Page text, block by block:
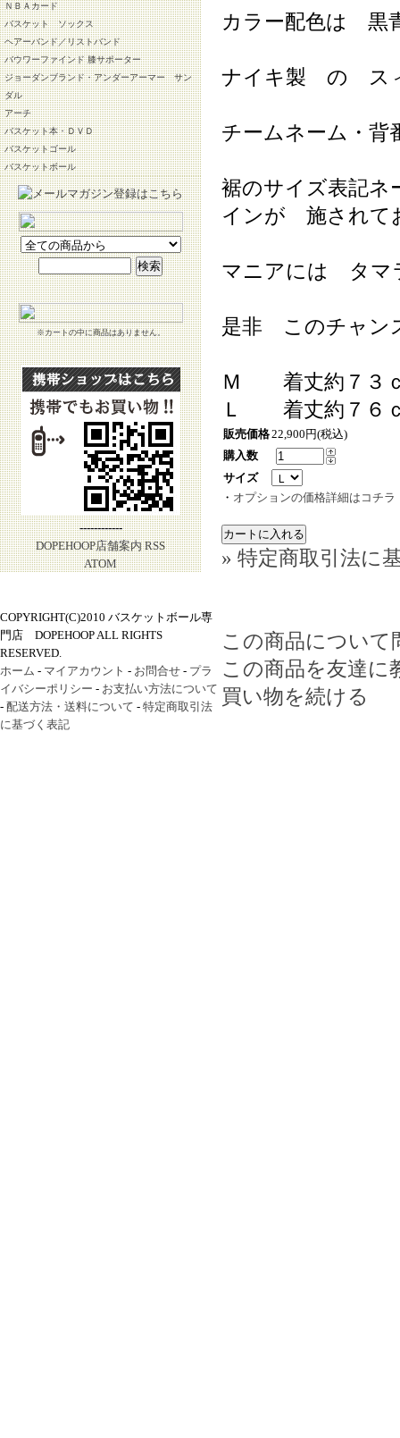
ＮＢＡカード
バスケット ソックス
ヘアーバンド／リストバンド
バウワーファインド 膝サポーター
ジョーダンブランド・アンダーアーマー サン
ダル
アーチ
バスケット本・ＤＶＤ
バスケットゴール
バスケットボール
※カートの中に商品はありません。
------------
DOPEHOOP店舗案内 RSS
ATOM
カラー配色は 黒
ナイキ製 の ス
チームネーム・
裾のサイズ表記
インが 施されて
マニアには タマ
是非 このチャン
Ｍ 着丈約７３
Ｌ 着丈約７６
販売価格22,900円(税込)
購入数
サイズ
・ オプションの価格詳細はコチラ
» 特定商取引法に
この商品について
この商品を友達に
買い物を続ける
COPYRIGHT(C)2010 バスケットボール専
門店 DOPEHOOP ALL RIGHTS
RESERVED.
ホーム - マイアカウント - お問合せ - プラ
イバシーポリシー - お支払い方法について
- 配送方法・送料について - 特定商取引法
に基づく表記